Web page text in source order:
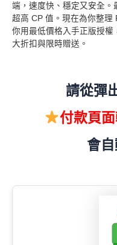
端，速度快、穩定又安全。
超高 CP 值。現在為你整理
你用最低價格入手正版授權
大折扣與限時贈送。
請從彈
付款頁
會